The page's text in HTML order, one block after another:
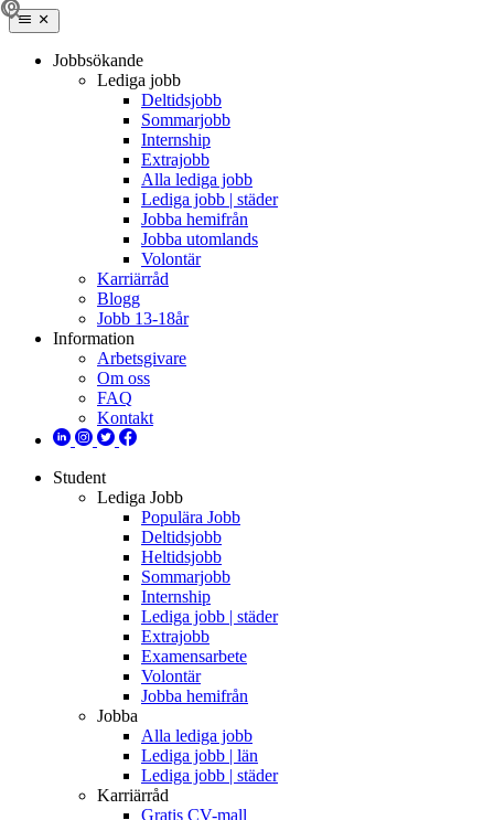
Jobbsökande
Lediga jobb
Deltidsjobb
Sommarjobb
Internship
Extrajobb
Alla lediga jobb
Lediga jobb | städer
Jobba hemifrån
Jobba utomlands
Volontär
Karriärråd
Blogg
Jobb 13-18år
Information
Arbetsgivare
Om oss
FAQ
Kontakt
Student
Lediga Jobb
Populära Jobb
Deltidsjobb
Heltidsjobb
Sommarjobb
Internship
Lediga jobb | städer
Extrajobb
Examensarbete
Volontär
Jobba hemifrån
Jobba
Alla lediga jobb
Lediga jobb | län
Lediga jobb | städer
Karriärråd
Gratis CV-mall